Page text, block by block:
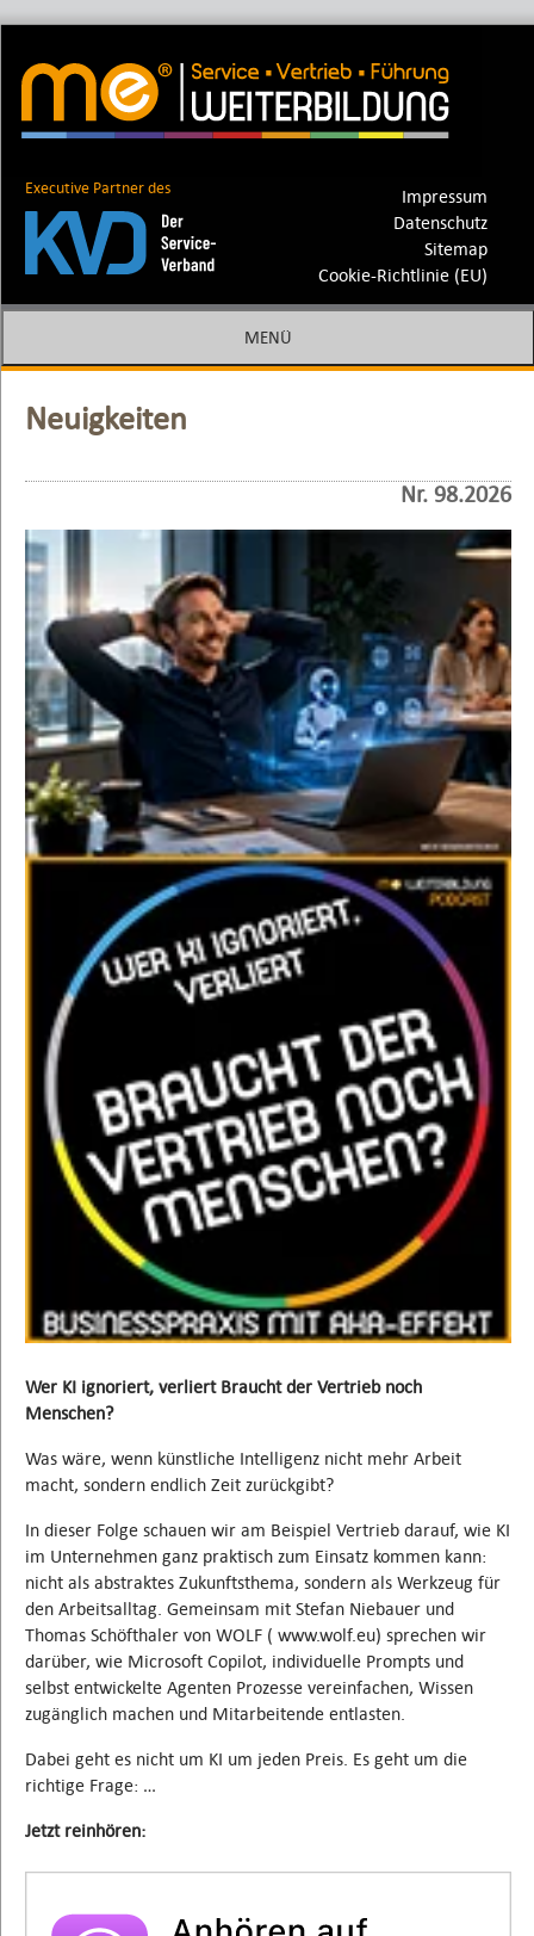
me Weiterbildung – die Spezialisten
GmbH
Markus Eckstein | Fred Kastens |
Ferdinand Soethe
Executive Partner des
Impressum
Datenschutz
Sitemap
Cookie-Richtlinie (EU)
MENÜ
SPRINGE ZUM INHALT
Neuigkeiten
Nr. 98.2026
Wer KI ignoriert, verliert Braucht der Vertrieb noch
Menschen?
Was wäre, wenn künstliche Intelligenz nicht mehr Arbeit
macht, sondern endlich Zeit zurückgibt?
In dieser Folge schauen wir am Beispiel Vertrieb darauf, wie KI
im Unternehmen ganz praktisch zum Einsatz kommen kann:
nicht als abstraktes Zukunftsthema, sondern als Werkzeug für
den Arbeitsalltag. Gemeinsam mit Stefan Niebauer und
Thomas Schöfthaler von WOLF ( www.wolf.eu) sprechen wir
darüber, wie Microsoft Copilot, individuelle Prompts und
selbst entwickelte Agenten Prozesse vereinfachen, Wissen
zugänglich machen und Mitarbeitende entlasten.
Dabei geht es nicht um KI um jeden Preis. Es geht um die
richtige Frage: …
Jetzt reinhören: